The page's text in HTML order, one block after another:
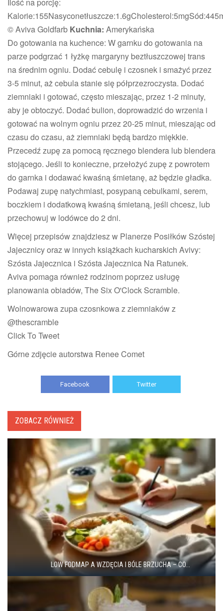
Kalorie:155Nasyconetłuszcze:1.6gCholesterol:5mgSód:
© Aviva Goldfarb Kuchnia: Amerykańska
Do gotowania na kuchence: W garnku do gotowania na
parze podgrzać 1 łyżkę margaryny beztłuszczowej trans
na średnim ogniu. Dodać cebulę i czosnek i smażyć przez
3-5 minut, aż cebula stanie się półprzezroczysta. Dodać
ziemniaki i gotować, często mieszając, przez 1-2 minuty,
aby je obtoczyć. Dodać bulion, doprowadzić do wrzenia i
gotować na wolnym ogniu przez 20-25 minut, mieszając od
czasu do czasu, aż ziemniaki będą bardzo miękkie.
Przecedź zupę za pomocą ręcznego blendera lub blendera
stojącego. Jeśli to konieczne, przełożyć zupę z powrotem
do garnka i dodawać kwaśną śmietanę, aż będzie gładka.
Podawaj zupę natychmiast, posypaną cebulkami, serem,
boczkiem i dodatkową kwaśną śmietaną, jeśli chcesz, lub
przechowuj w lodówce do 2 dni.
Więcej przepisów znajdziesz w Planerze Posiłków Szóstej
Jajecznicy oraz w innych książkach kucharskich Avivy:
Szósta Jajecznica i Szósta Jajecznica Na Ratunek.
Aviva pomaga również rodzinom poprzez usługę
planowania obiadów, The Six O'Clock Scramble.
Wolnowarowa zupa czosnkowa z ziemniaków z
@thescramble
Click To Tweet
Górne zdjęcie autorstwa Renee Comet
Facebook Twitter
ZOBACZ RÓWNIEŻ
LOW FODMAP A WZDĘCIA I BÓLE BRZUCHA – CO...